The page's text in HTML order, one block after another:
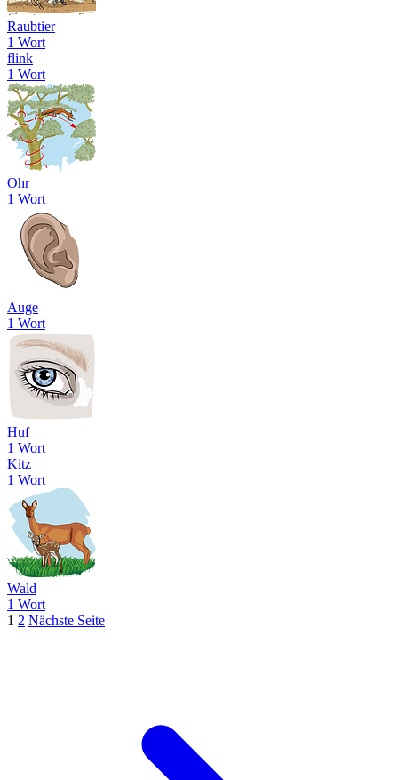
Raubtier
1 Wort
flink
1 Wort
Ohr
1 Wort
Auge
1 Wort
Huf
1 Wort
Kitz
1 Wort
Wald
1 Wort
1 2 Nächste Seite